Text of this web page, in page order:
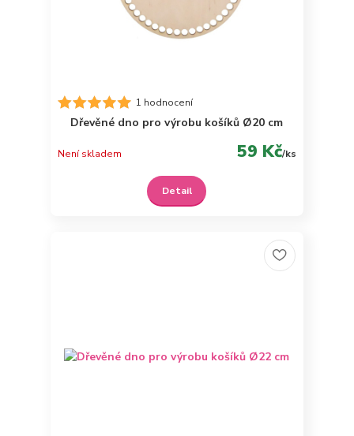
1 hodnocení
Dřevěné dno pro výrobu košíků Ø20 cm
59 Kč/ks
Není skladem
Detail